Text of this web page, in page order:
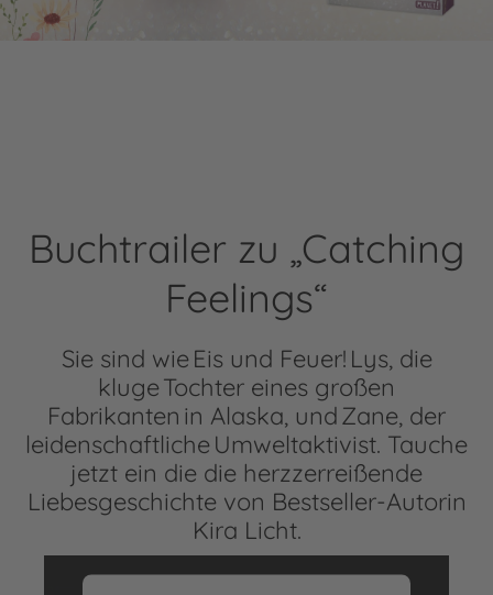
Buchtrailer zu „Catching
Feelings“
Sie sind wie Eis und Feuer! Lys, die
kluge Tochter eines großen
Fabrikanten in Alaska, und Zane, der
leidenschaftliche Umweltaktivist. Tauche
jetzt ein die die herzzerreißende
Liebesgeschichte von Bestseller-Autorin
Kira Licht.